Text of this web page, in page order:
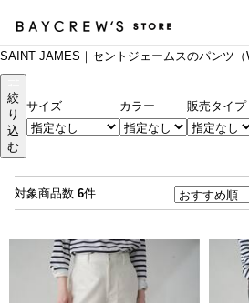
SAINT JAMES｜セントジェームスのパンツ（
絞
り
込
む
サイズ カラー 販売タイプ
対象商品数 6件